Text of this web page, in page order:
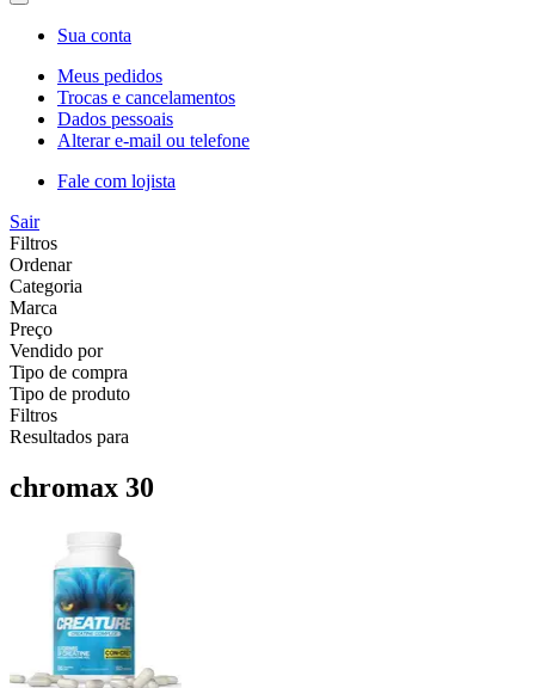
Sua conta
Meus pedidos
Trocas e cancelamentos
Dados pessoais
Alterar e-mail ou telefone
Fale com lojista
Sair
Filtros
Ordenar
Categoria
Marca
Preço
Vendido por
Tipo de compra
Tipo de produto
Filtros
Resultados para
chromax 30